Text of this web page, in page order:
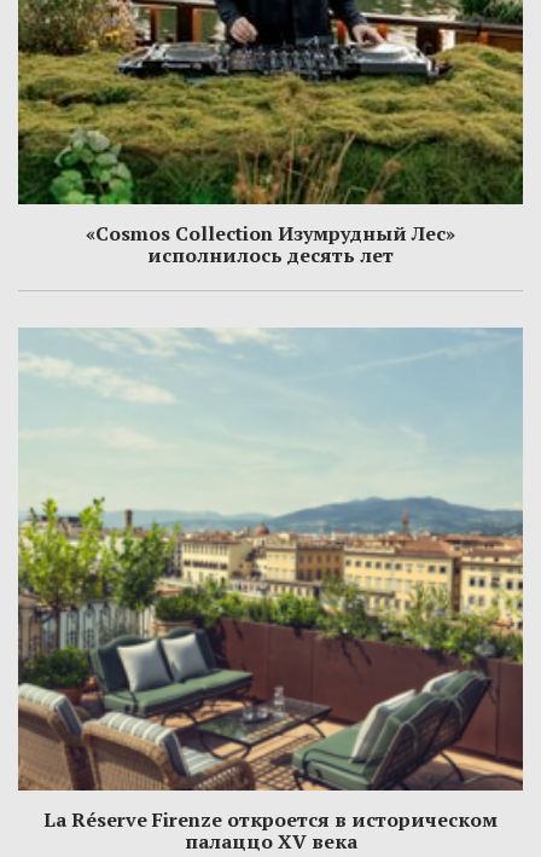
«Cosmos Collection Изумрудный Лес»
исполнилось десять лет
La Réserve Firenze откроется в историческом
палаццо XV века